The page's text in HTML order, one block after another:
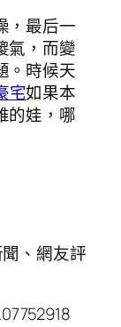
，最后一
氣，而變
。時候天
宅如果本
的娃，哪
、網友評